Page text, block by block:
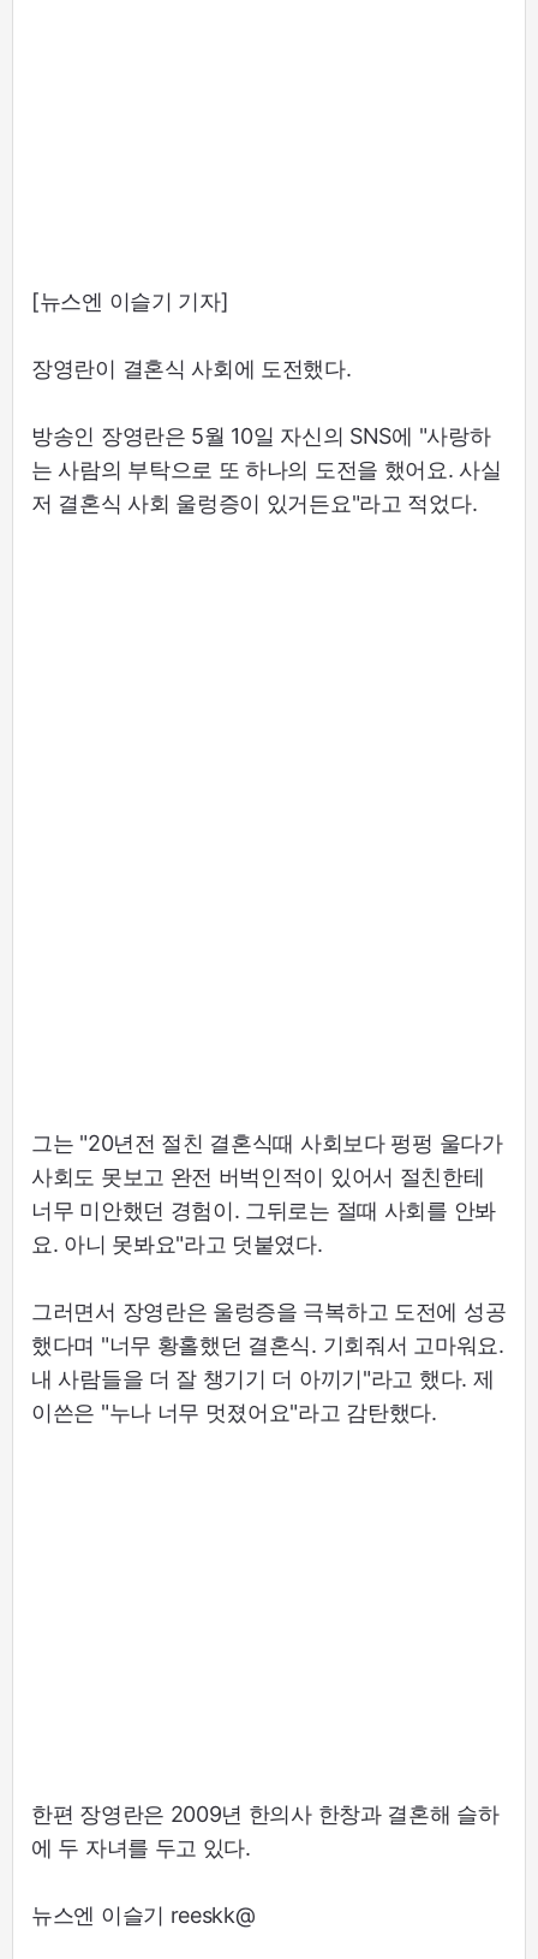
[뉴스엔 이슬기 기자]
장영란이 결혼식 사회에 도전했다.
방송인 장영란은 5월 10일 자신의 SNS에 "사랑하
는 사람의 부탁으로 또 하나의 도전을 했어요. 사실
저 결혼식 사회 울렁증이 있거든요"라고 적었다.
그는 "20년전 절친 결혼식때 사회보다 펑펑 울다가
사회도 못보고 완전 버벅인적이 있어서 절친한테
너무 미안했던 경험이. 그뒤로는 절때 사회를 안봐
요. 아니 못봐요"라고 덧붙였다.
그러면서 장영란은 울렁증을 극복하고 도전에 성공
했다며 "너무 황홀했던 결혼식. 기회줘서 고마워요.
내 사람들을 더 잘 챙기기 더 아끼기"라고 했다. 제
이쓴은 "누나 너무 멋졌어요"라고 감탄했다.
한편 장영란은 2009년 한의사 한창과 결혼해 슬하
에 두 자녀를 두고 있다.
뉴스엔 이슬기 reeskk@